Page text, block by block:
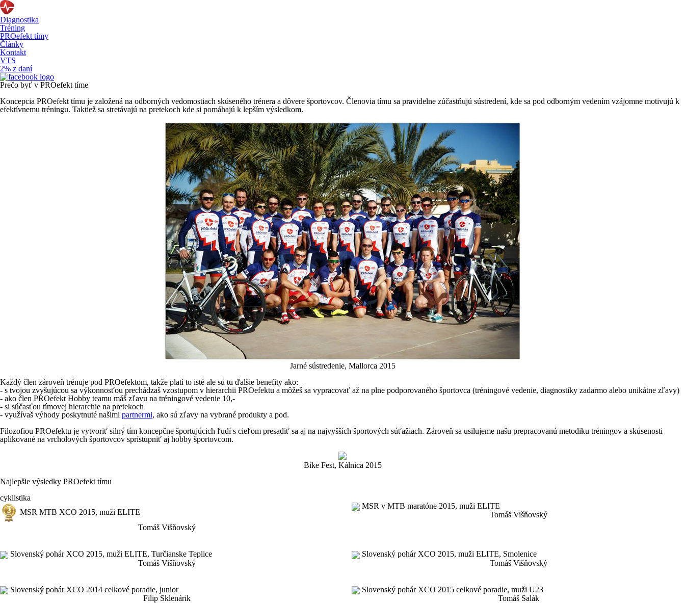
Diagnostika
Tréning
PROefekt tímy
Články
Kontakt
VTS
2% z daní
Prečo byť v PROefekt tíme
Koncepcia PROefekt tímu je založená na odborných vedomostiach skúseného trénera a dôvere športovcov. Členovia tímu sa pravidelne zúčastňujú sústredení, kde sa pod odborným vedením vzájomne motivujú k
efektívnemu tréningu. Taktiež sa stretávajú na pretekoch kde si pomáhajú k lepším výsledkom.
Jarné sústredenie, Mallorca 2015
Každý člen zároveň trénuje pod PROefektom, takže platí to isté ale sú tu ďalšie benefity ako:
- s tvojou zvyšujúcou sa výkonnosťou prechádzaš vzostupom v hierarchii PROefektu a môžeš sa vypracovať až na plne podporovaného športovca (tréningové vedenie, diagnostiky zadarmo alebo unikátne zľavy)
- ako člen PROefekt Hobby teamu máš zľavu na tréningové vedenie 10,-
- si súčasťou tímovej hierarchie na pretekoch
- využívaš výhody poskytnuté našimi partnermi, ako sú zľavy na vybrané produkty a pod.
Filozofiou PROefektu je vytvoriť silný tím koncepčne športujúcich ľudí s cieľom presadiť sa aj na najvyšších športových súťažiach. Zároveň sa usilujeme našu prepracovanú metodiku tréningov a skúsenosti
aplikované na vrcholových športovcov sprístupniť aj hobby športovcom.
Bike Fest, Kálnica 2015
Najlepšie výsledky PROefekt tímu
cyklistika
MSR MTB XCO 2015, muži ELITE
Tomáš Višňovský
MSR v MTB maratóne 2015, muži ELITE
Tomáš Višňovský
Slovenský pohár XCO 2015, muži ELITE, Turčianske Teplice
Tomáš Višňovský
Slovenský pohár XCO 2015, muži ELITE, Smolenice
Tomáš Višňovský
Slovenský pohár XCO 2014 celkové poradie, junior
Filip Sklenárik
Slovenský pohár XCO 2015 celkové poradie, muži U23
Tomáš Salák